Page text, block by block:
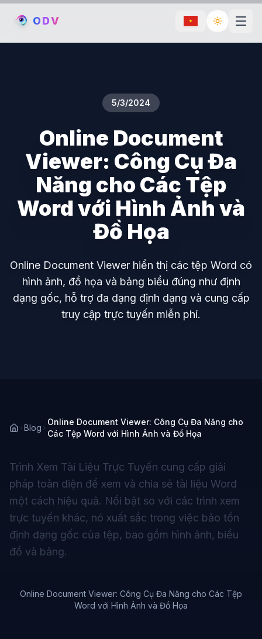
ODV Toggle
5/3/2024
Online Document
Viewer: Công Cụ Đa
Năng cho Các Tệp
Word với Hình Ảnh và
Đồ Họa
Online Document Viewer hiển thị các tệp Word có
hình ảnh, đồ họa và bảng biểu đúng như định
dạng gốc, hỗ trợ đa dạng định dạng và cung cấp
truy cập trực tuyến miễn phí.
Blog
Online Document Viewer: Công Cụ Đa Năng cho
Các Tệp Word với Hình Ảnh và Đồ Họa
Trình Xem Tài Liệu Trực Tuyến cung cấp giải
pháp toàn diện để xem và chia sẻ tài liệu Word
một cách hiệu quả. Nổi bật so với các trình xem
trực tuyến khác, nó xuất sắc trong việc bảo tồn
định dạng gốc của tệp, bao gồm hình ảnh, biểu
đồ và bảng.
Online Document Viewer: Công Cụ Đa Năng cho Các Tệp
Word với Hình Ảnh và Đồ Họa